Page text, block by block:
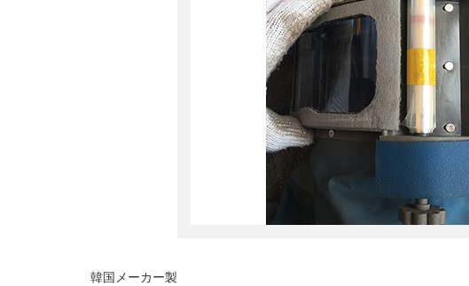
韓国メーカー製